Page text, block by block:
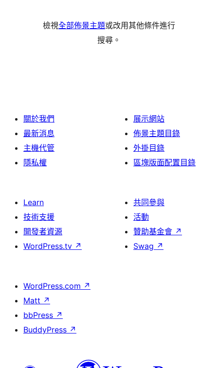
檢視全部佈景主題或改用其他條件進行
搜尋。
關於我們
最新消息
主機代管
隱私權
展示網站
佈景主題目錄
外掛目錄
區塊版面配置目錄
Learn
技術支援
開發者資源
WordPress.tv ↗
共同參與
活動
贊助基金會 ↗
Swag ↗
WordPress.com ↗
Matt ↗
bbPress ↗
BuddyPress ↗